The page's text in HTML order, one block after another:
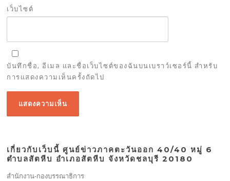
เว็บไซต์
บันทึกชื่อ, อีเมล และชื่อเว็บไซต์ของฉันบนเบราว์เซอร์นี้ สำหรับ
การแสดงความเห็นครั้งถัดไป
เกี่ยวกับเว็บนี้ ศูนย์ข่าวภาคตะวันออก 40/40 หมู่ 6
ตำบลสัตหีบ อำเภอสัตหีบ จังหวัดชลบุรี 20180
สำนักงาน-กองบรรณาธิการ